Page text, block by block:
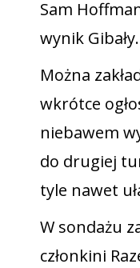
Sam
wynik Gibały.
Można
wkrótce
niebawem
do drugiej
tyle nawet
W sondażu
członkini